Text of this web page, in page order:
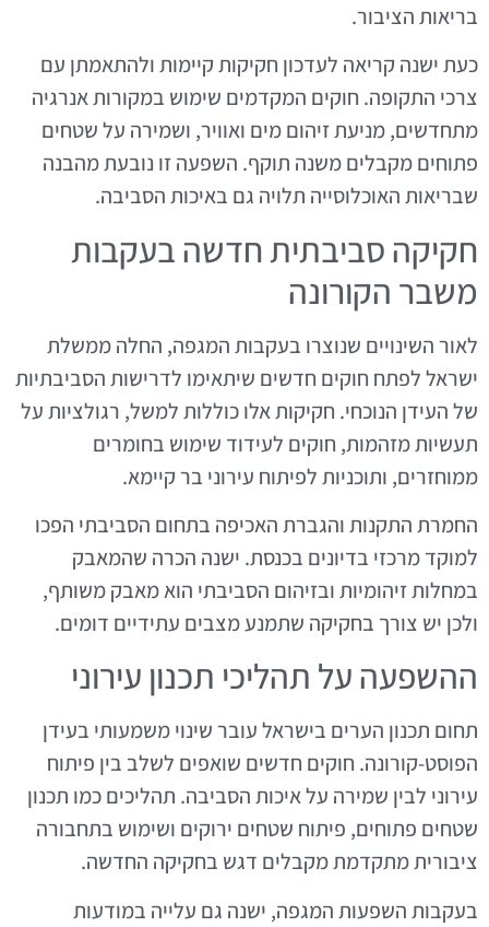
בריאות הציבור.
כעת ישנה קריאה לעדכון חקיקות קיימות ולהתאמתן עם
צרכי התקופה. חוקים המקדמים שימוש במקורות אנרגיה
מתחדשים, מניעת זיהום מים ואוויר, ושמירה על שטחים
פתוחים מקבלים משנה תוקף. השפעה זו נובעת מהבנה
שבריאות האוכלוסייה תלויה גם באיכות הסביבה.
חקיקה סביבתית חדשה בעקבות
משבר הקורונה
לאור השינויים שנוצרו בעקבות המגפה, החלה ממשלת
ישראל לפתח חוקים חדשים שיתאימו לדרישות הסביבתיות
של העידן הנוכחי. חקיקות אלו כוללות למשל, רגולציות על
תעשיות מזהמות, חוקים לעידוד שימוש בחומרים
ממוחזרים, ותוכניות לפיתוח עירוני בר קיימא.
החמרת התקנות והגברת האכיפה בתחום הסביבתי הפכו
למוקד מרכזי בדיונים בכנסת. ישנה הכרה שהמאבק
במחלות זיהומיות ובזיהום הסביבתי הוא מאבק משותף,
ולכן יש צורך בחקיקה שתמנע מצבים עתידיים דומים.
ההשפעה על תהליכי תכנון עירוני
תחום תכנון הערים בישראל עובר שינוי משמעותי בעידן
הפוסט-קורונה. חוקים חדשים שואפים לשלב בין פיתוח
עירוני לבין שמירה על איכות הסביבה. תהליכים כמו תכנון
שטחים פתוחים, פיתוח שטחים ירוקים ושימוש בתחבורה
ציבורית מתקדמת מקבלים דגש בחקיקה החדשה.
בעקבות השפעות המגפה, ישנה גם עלייה במודעות